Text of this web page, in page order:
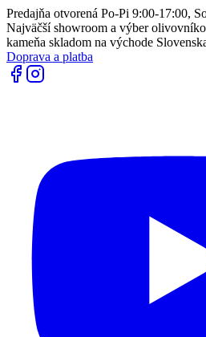
Predajňa otvorená Po-Pi 9:00-17:00,
Najväčší showroom a výber
kameňa skladom na východe
Doprava a platba